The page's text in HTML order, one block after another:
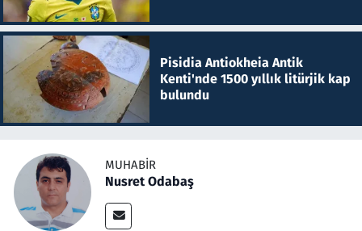
Pisidia Antiokheia Antik
Kenti'nde 1500 yıllık litürjik kap
bulundu
MUHABIR
Nusret Odabaş